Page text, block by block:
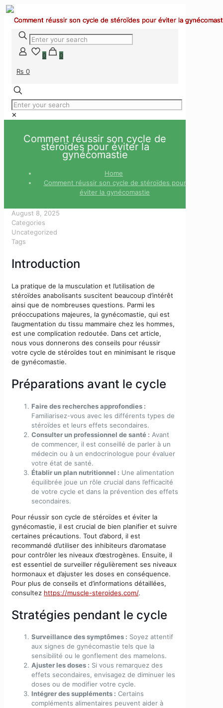
0
0
₨ 0
✕
Comment réussir son cycle de
stéroïdes pour éviter la
gynécomastie
Home
Comment réussir son cycle de stéroïdes pour
éviter la gynécomastie
August 8, 2025
Categories
Uncategorized
Tags
Introduction
La pratique de la musculation et l’utilisation de
stéroïdes anabolisants suscitent beaucoup d’intérêt
ainsi que de nombreuses questions. Parmi les
préoccupations majeures, la gynécomastie, qui est
l’augmentation du tissu mammaire chez les hommes,
est une complication redoutée. Dans cet article,
nous vous donnerons des conseils pour réussir
votre cycle de stéroïdes tout en minimisant le risque
de gynécomastie.
Préparations avant le cycle
Faire des recherches approfondies :
Familiarisez-vous avec les différents types de
stéroïdes et leurs effets secondaires.
Consulter un professionnel de santé : Avant
de commencer, il est conseillé de parler à un
médecin ou à un endocrinologue pour évaluer
votre état de santé.
Établir un plan nutritionnel : Une alimentation
équilibrée joue un rôle crucial dans l’efficacité
de votre cycle et dans la prévention des effets
secondaires.
Pour réussir son cycle de stéroïdes et éviter la
gynécomastie, il est crucial de bien planifier et suivre
certaines précautions. Tout d’abord, il est
recommandé d’utiliser des inhibiteurs d’aromatase
pour contrôler les niveaux d’œstrogènes. Ensuite, il
est essentiel de surveiller régulièrement ses niveaux
hormonaux et d’ajuster les doses en conséquence.
Pour plus de conseils et d’informations détaillées,
consultez https://muscle-steroides.com/.
Stratégies pendant le cycle
Surveillance des symptômes : Soyez attentif
aux signes de gynécomastie tels que la
sensibilité ou le gonflement des mamelons.
Ajuster les doses : Si vous remarquez des
effets secondaires, envisagez de diminuer les
doses ou de modifier votre cycle.
Intégrer des suppléments : Certains
compléments alimentaires peuvent aider à